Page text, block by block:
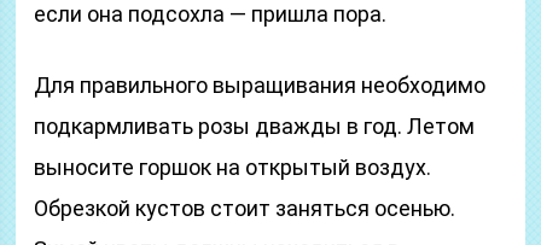
если она подсохла — пришла пора.
Для правильного выращивания необходимо
подкармливать розы дважды в год. Летом
выносите горшок на открытый воздух.
Обрезкой кустов стоит заняться осенью.